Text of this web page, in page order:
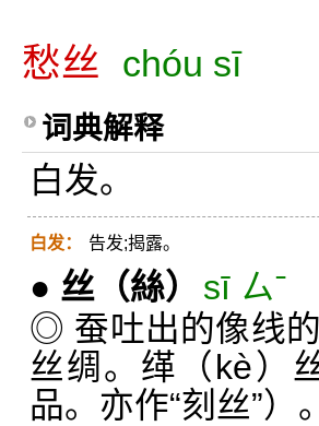
愁丝 chóu sī
词典解释
白发。
白发： 告发;揭露。
● 丝 （絲）
sī ㄙˉ
◎ 蚕吐出的像线
丝绸。缂（kè）
品。亦作“刻丝”）。